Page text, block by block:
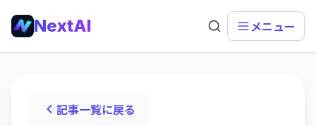
NextAI メニュー
記事一覧に戻る